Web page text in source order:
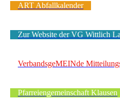
ART Abfallkalender
Zur Website der VG Wittlich
VerbandsgeMEINde
Pfarreiengemeinschaft Klausen